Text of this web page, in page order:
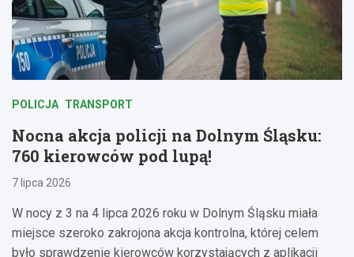
POLICJA TRANSPORT
Nocna akcja policji na Dolnym Śląsku:
760 kierowców pod lupą!
7 lipca 2026
W nocy z 3 na 4 lipca 2026 roku w Dolnym Śląsku miała
miejsce szeroko zakrojona akcja kontrolna, której celem
było sprawdzenie kierowców korzystających z aplikacji